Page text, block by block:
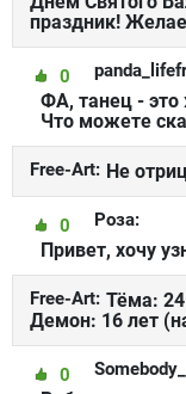
праздник!
0
ФА, танец - это
Что можете
Free-Art: Не
Роза:
0
Привет, хочу
Free-Art: Тёма:
Демон: 16 лет
0